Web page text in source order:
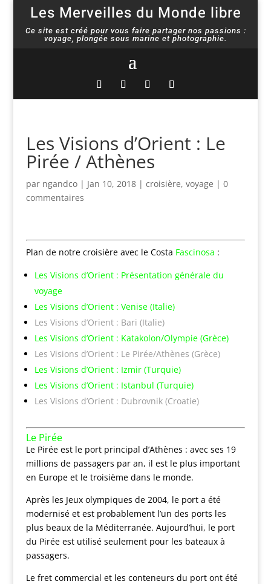
Les Merveilles du Monde libre
Ce site est créé pour vous faire partager nos passions :
voyage, plongée sous marine et photographie.
Les Visions d’Orient : Le
Pirée / Athènes
par ngandco| Jan 10, 2018| croisière, voyage | 0
commentaires
Plan de notre croisière avec le Costa Fascinosa :
Les Visions d’Orient : Présentation générale du
voyage
Les Visions d’Orient : Venise (Italie)
Les Visions d’Orient : Bari (Italie)
Les Visions d’Orient : Katakolon/Olympie (Grèce)
Les Visions d’Orient : Le Pirée/Athènes (Grèce)
Les Visions d’Orient : Izmir (Turquie)
Les Visions d’Orient : Istanbul (Turquie)
Les Visions d’Orient : Dubrovnik (Croatie)
Le Pirée
Le Pirée est le port principal d’Athènes : avec ses 19
millions de passagers par an, il est le plus important
en Europe et le troisième dans le monde.
Après les Jeux olympiques de 2004, le port a été
modernisé et est probablement l’un des ports les
plus beaux de la Méditerranée. Aujourd’hui, le port
du Pirée est utilisé seulement pour les bateaux à
passagers.
Le fret commercial et les conteneurs du port ont été